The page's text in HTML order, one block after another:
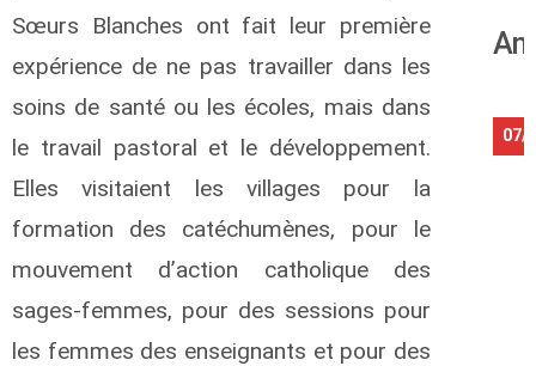
Sœurs Blanches ont fait leur première
expérience de ne pas travailler dans les
soins de santé ou les écoles, mais dans
le travail pastoral et le développement.
Elles visitaient les villages pour la
formation des catéchumènes, pour le
mouvement d’action catholique des
sages-femmes, pour des sessions pour
les femmes des enseignants et pour des
07/